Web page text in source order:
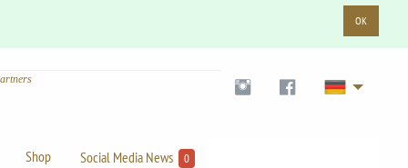
OK
Shop Social Media News 0